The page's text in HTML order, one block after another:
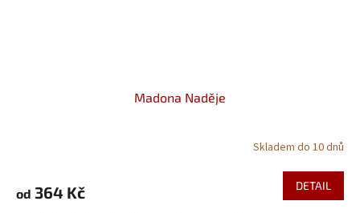
Madona Naděje
je
Skladem do 10 dnů
od 364 Kč DETAIL